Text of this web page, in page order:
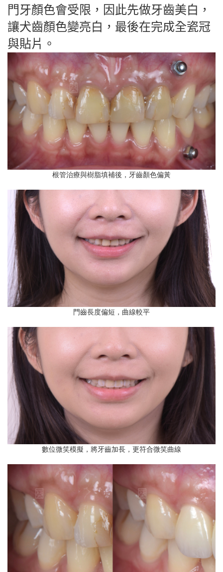
門牙顏色會受限，因此先做牙齒美白，
讓犬齒顏色變亮白，最後在完成全瓷冠
與貼片。
根管治療與樹脂填補後，牙齒顏色偏黃
門齒長度偏短，曲線較平
數位微笑模擬，將牙齒加長，更符合微笑曲線